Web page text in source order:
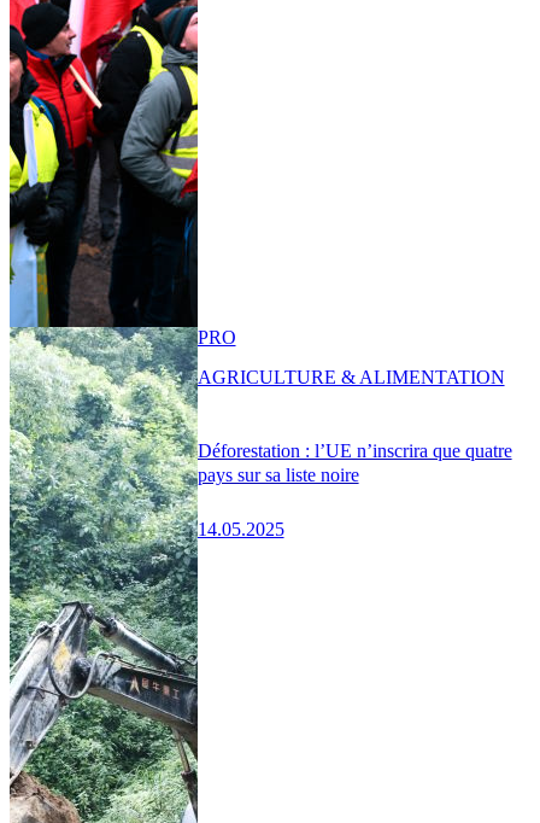
Déforestation : l’UE n’inscrira que quatre
pays sur sa liste noire
14.05.2025
PRO
AGRICULTURE & ALIMENTATION